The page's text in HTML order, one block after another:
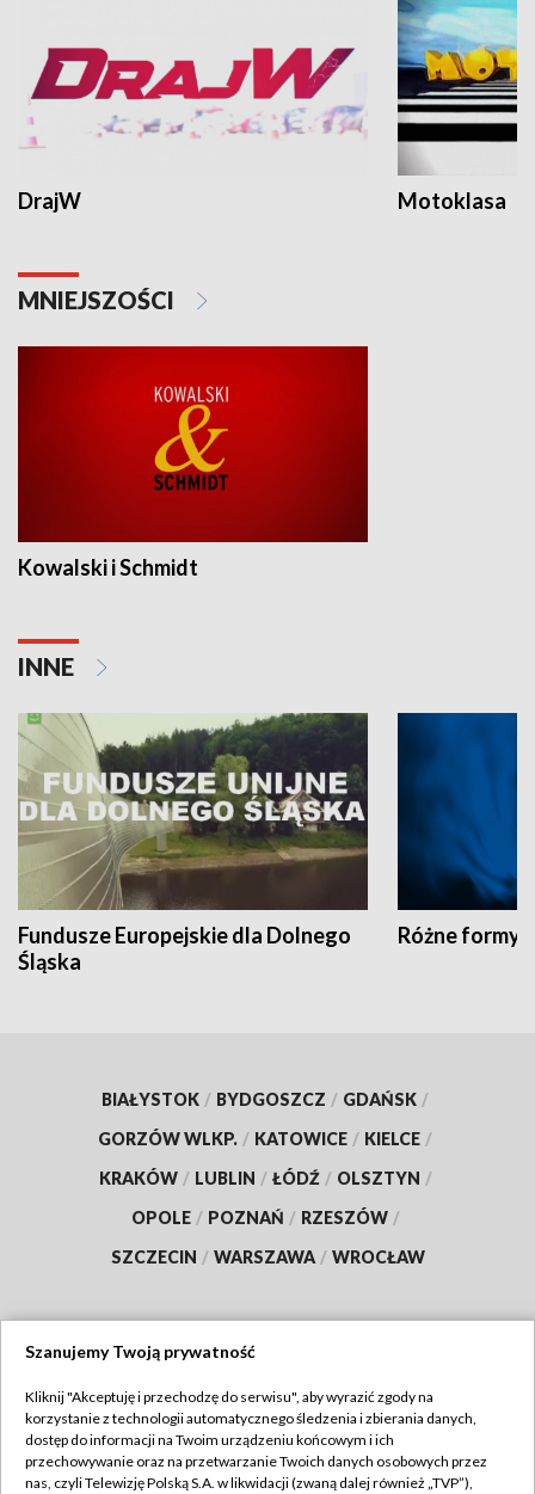
DrajW Motoklasa
MNIEJSZOŚCI
Kowalski i Schmidt
INNE
Fundusze Europejskie dla Dolnego
Śląska
Różne formy
BIAŁYSTOK / BYDGOSZCZ / GDAŃSK /
GORZÓW WLKP. / KATOWICE / KIELCE /
KRAKÓW / LUBLIN / ŁÓDŹ / OLSZTYN /
OPOLE / POZNAŃ / RZESZÓW /
SZCZECIN / WARSZAWA / WROCŁAW
TVP
Abonament TVP
Regulamin TVP
Szanujemy Twoją prywatność
Kliknij "Akceptuję i przechodzę do serwisu", aby wyrazić zgody na
korzystanie z technologii automatycznego śledzenia i zbierania danych,
dostęp do informacji na Twoim urządzeniu końcowym i ich
przechowywanie oraz na przetwarzanie Twoich danych osobowych przez
nas, czyli Telewizję Polską S.A. w likwidacji (zwaną dalej również „TVP”),